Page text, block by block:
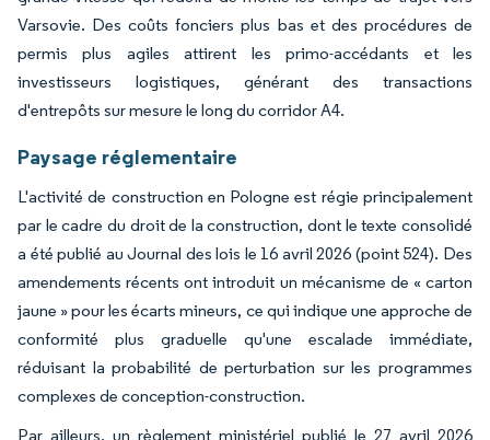
Varsovie. Des coûts fonciers plus bas et des procédures de
permis plus agiles attirent les primo-accédants et les
investisseurs logistiques, générant des transactions
d'entrepôts sur mesure le long du corridor A4.
Paysage réglementaire
L'activité de construction en Pologne est régie principalement
par le cadre du droit de la construction, dont le texte consolidé
a été publié au Journal des lois le 16 avril 2026 (point 524). Des
amendements récents ont introduit un mécanisme de « carton
jaune » pour les écarts mineurs, ce qui indique une approche de
conformité plus graduelle qu'une escalade immédiate,
réduisant la probabilité de perturbation sur les programmes
complexes de conception-construction.
Par ailleurs, un règlement ministériel publié le 27 avril 2026